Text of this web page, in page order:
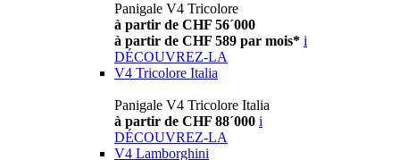
Panigale V4 Tricolore
à partir de CHF 56´000
à partir de CHF 589 par mois* i
DÉCOUVREZ-LA
V4 Tricolore Italia
Panigale V4 Tricolore Italia
à partir de CHF 88´000 i
DÉCOUVREZ-LA
V4 Lamborghini